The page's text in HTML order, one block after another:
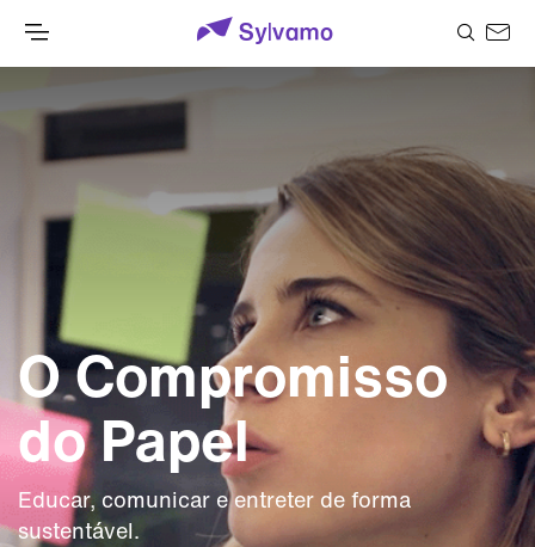
O Compromisso
do Papel
Educar, comunicar e entreter de forma
sustentável.